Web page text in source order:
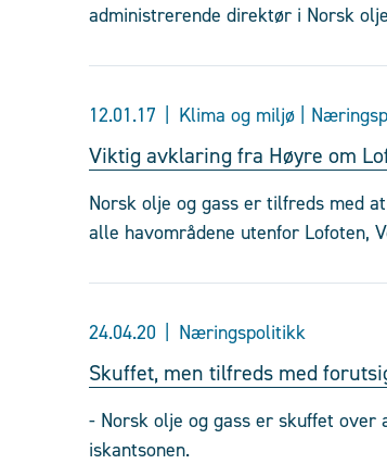
administrerende direktør i Norsk
12.01.17 Klima og miljø |
Viktig avklaring fra Høyre om
Norsk olje og gass er tilfreds med
alle havområdene utenfor Lofoten,
24.04.20 Næringspolitikk
Skuffet, men tilfreds med
- Norsk olje og gass er skuffet over
iskantsonen.